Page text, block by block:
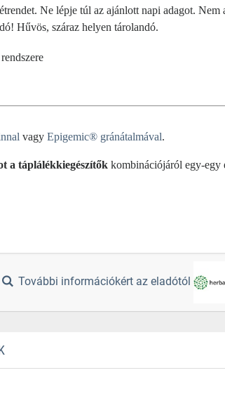
Ne lépje túl az ajánlott napi adagot.
Hűvös, száraz helyen tárolandó.
vagy Epigemic® gránátalmával.
a táplálékkiegészítők kombinációjáról egy-egy
További információkért az eladótól